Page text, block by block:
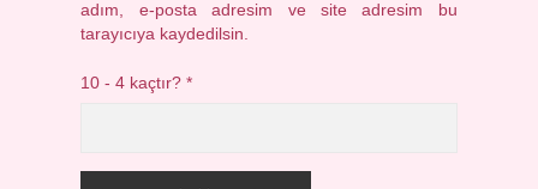
adım, e-posta adresim ve site adresim bu
tarayıcıya kaydedilsin.
10 - 4 kaçtır?*